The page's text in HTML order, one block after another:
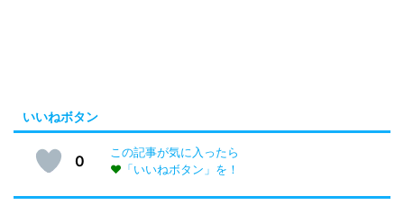
いいねボタン
0
この記事が気に入ったら
♥ 「いいねボタン」を！